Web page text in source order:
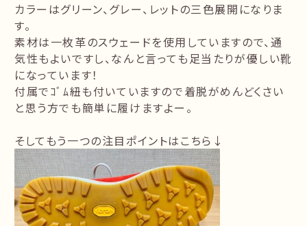
カラーはグリーン、グレー、レットの三色展開になりま
す。
素材は一枚革のスウェードを使用していますので、通
気性もよいですし、なんと言っても足当たりが優しい靴
になっています！
付属でｺﾞﾑ紐も付いていますので着脱がめんどくさい
と思う方でも簡単に履けますよー。
そしてもう一つの注目ポイントはこちら↓